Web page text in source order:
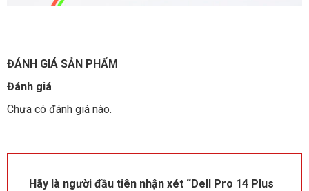
ĐÁNH GIÁ SẢN PHẨM
Đánh giá
Chưa có đánh giá nào.
Hãy là người đầu tiên nhận xét “Dell Pro 14 Plus